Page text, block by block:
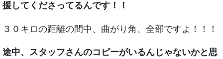
援してくださってるんです！！
３０キロの距離の間中、曲がり角、全部ですよ！！！
途中、スタッフさんのコピーがいるんじゃないかと思